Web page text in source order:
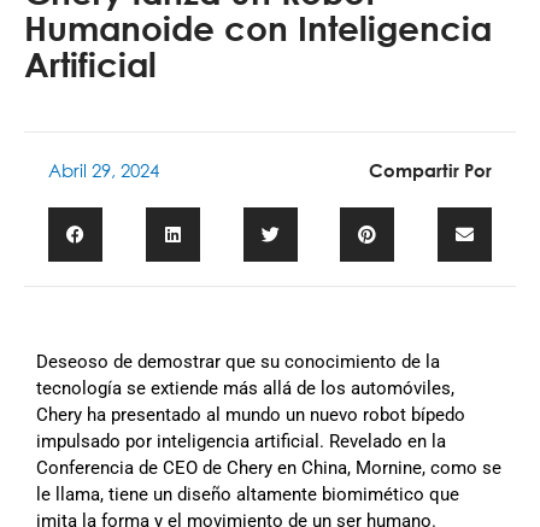
Humanoide con Inteligencia
Artificial
Abril 29, 2024 Compartir Por
Deseoso de demostrar que su conocimiento de la
tecnología se extiende más allá de los automóviles,
Chery ha presentado al mundo un nuevo robot bípedo
impulsado por inteligencia artificial. Revelado en la
Conferencia de CEO de Chery en China, Mornine, como se
le llama, tiene un diseño altamente biomimético que
imita la forma y el movimiento de un ser humano.